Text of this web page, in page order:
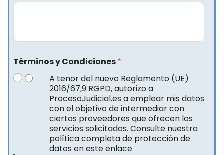
Términos y Condiciones*
A tenor del nuevo Reglamento (UE)
2016/67,9 RGPD, autorizo a
ProcesoJudicial.es a emplear mis datos
con el objetivo de intermediar con
ciertos proveedores que ofrecen los
servicios solicitados. Consulte nuestra
política completa de protección de
datos en este enlace